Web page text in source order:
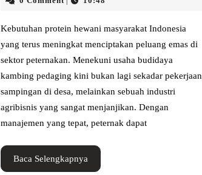
Usaha
Budidaya
Kambing
Pedaging
Kebutuhan protein hewani masyarakat Indonesia
yang terus meningkat menciptakan peluang emas di
sektor peternakan. Menekuni usaha budidaya
kambing pedaging kini bukan lagi sekadar pekerjaan
sampingan di desa, melainkan sebuah industri
agribisnis yang sangat menjanjikan. Dengan
manajemen yang tepat, peternak dapat
Baca Selengkapnya
Selengkapnya